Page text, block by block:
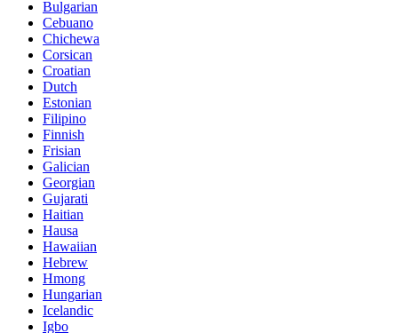
Bulgarian
Cebuano
Chichewa
Corsican
Croatian
Dutch
Estonian
Filipino
Finnish
Frisian
Galician
Georgian
Gujarati
Haitian
Hausa
Hawaiian
Hebrew
Hmong
Hungarian
Icelandic
Igbo